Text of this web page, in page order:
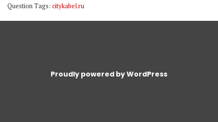
Question Tags: citykabel.ru
Proudly powered by WordPress